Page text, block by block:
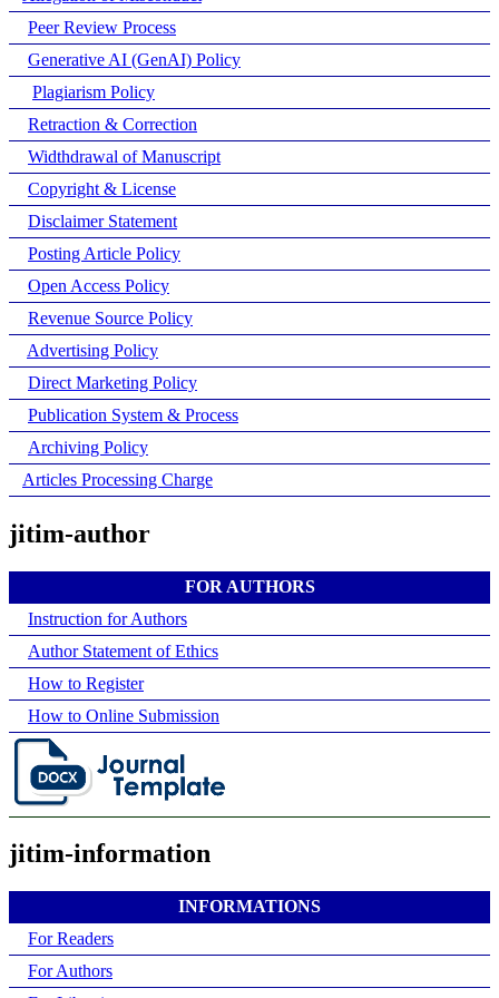
Peer Review Process
Generative AI (GenAI) Policy
Plagiarism Policy
Retraction & Correction
Widthdrawal of Manuscript
Copyright & License
Disclaimer Statement
Posting Article Policy
Open Access Policy
Revenue Source Policy
Advertising Policy
Direct Marketing Policy
Publication System & Process
Archiving Policy
Articles Processing Charge
jitim-author
FOR AUTHORS
Instruction for Authors
Author Statement of Ethics
How to Register
How to Online Submission
jitim-information
INFORMATIONS
For Readers
For Authors